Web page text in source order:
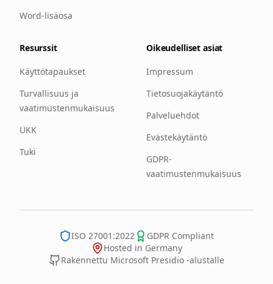
Word-lisäosa
Resurssit
Käyttötapaukset
Turvallisuus ja
vaatimustenmukaisuus
UKK
Tuki
Oikeudelliset asiat
Impressum
Tietosuojakäytäntö
Palveluehdot
Evästekäytäntö
GDPR-
vaatimustenmukaisuus
ISO 27001:2022
GDPR Compliant
Hosted in Germany
Rakennettu Microsoft Presidio -alustalle